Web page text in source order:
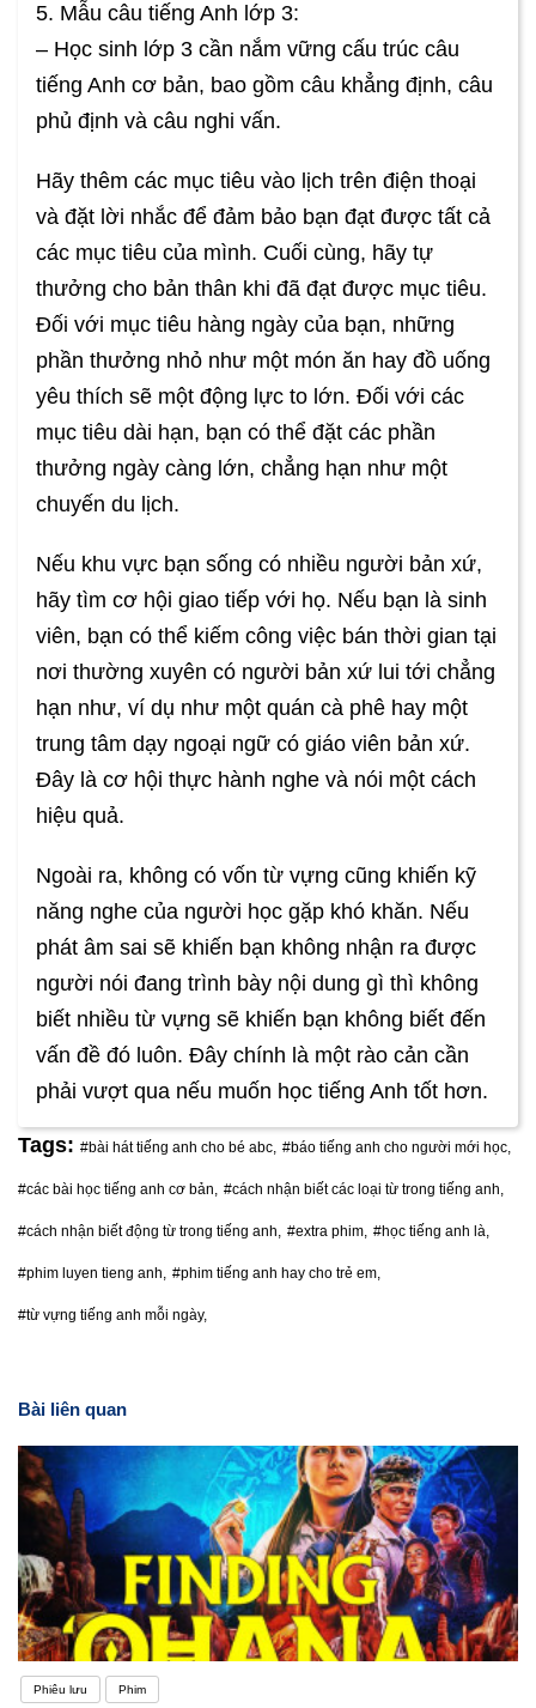
5. Mẫu câu tiếng Anh lớp 3:
– Học sinh lớp 3 cần nắm vững cấu trúc câu
tiếng Anh cơ bản, bao gồm câu khẳng định, câu
phủ định và câu nghi vấn.
Hãy thêm các mục tiêu vào lịch trên điện thoại
và đặt lời nhắc để đảm bảo bạn đạt được tất cả
các mục tiêu của mình. Cuối cùng, hãy tự
thưởng cho bản thân khi đã đạt được mục tiêu.
Đối với mục tiêu hàng ngày của bạn, những
phần thưởng nhỏ như một món ăn hay đồ uống
yêu thích sẽ một động lực to lớn. Đối với các
mục tiêu dài hạn, bạn có thể đặt các phần
thưởng ngày càng lớn, chẳng hạn như một
chuyến du lịch.
Nếu khu vực bạn sống có nhiều người bản xứ,
hãy tìm cơ hội giao tiếp với họ. Nếu bạn là sinh
viên, bạn có thể kiếm công việc bán thời gian tại
nơi thường xuyên có người bản xứ lui tới chẳng
hạn như, ví dụ như một quán cà phê hay một
trung tâm dạy ngoại ngữ có giáo viên bản xứ.
Đây là cơ hội thực hành nghe và nói một cách
hiệu quả.
Ngoài ra, không có vốn từ vựng cũng khiến kỹ
năng nghe của người học gặp khó khăn. Nếu
phát âm sai sẽ khiến bạn không nhận ra được
người nói đang trình bày nội dung gì thì không
biết nhiều từ vựng sẽ khiến bạn không biết đến
vấn đề đó luôn. Đây chính là một rào cản cần
phải vượt qua nếu muốn học tiếng Anh tốt hơn.
Tags: #bài hát tiếng anh cho bé abc, #báo tiếng anh cho người mới học,
#các bài học tiếng anh cơ bản, #cách nhận biết các loại từ trong tiếng anh,
#cách nhận biết động từ trong tiếng anh, #extra phim, #học tiếng anh là,
#phim luyen tieng anh, #phim tiếng anh hay cho trẻ em,
#từ vựng tiếng anh mỗi ngày,
Bài liên quan
Phiêu lưu Phim